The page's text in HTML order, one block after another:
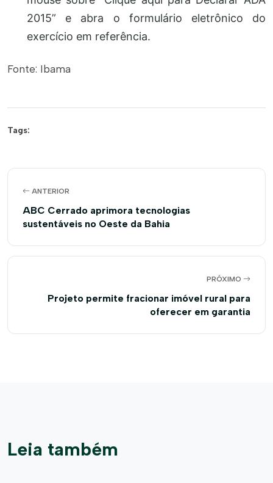
2015” e abra o formulário eletrônico do
exercício em referência.
Fonte: Ibama
Tags:
ANTERIOR
ABC Cerrado aprimora tecnologias
sustentáveis no Oeste da Bahia
PRÓXIMO
Projeto permite fracionar imóvel rural para
oferecer em garantia
Leia também